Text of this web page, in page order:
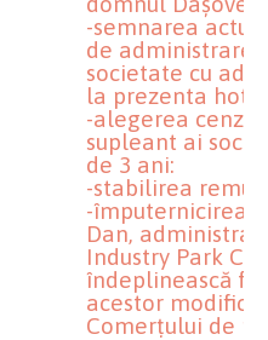
-semnarea
de
societate cu
la prezenta
-alegerea
supleant ai
de 3 ani:
-stabilirea
-împuternicirea
Dan,
Industry Park
îndeplinească
acestor
Comerţului de